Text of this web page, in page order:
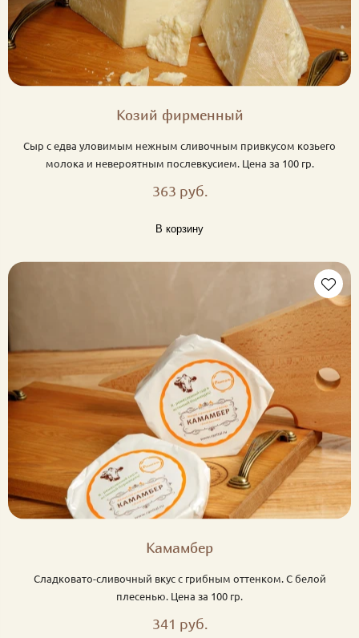
Козий фирменный
Сыр с едва уловимым нежным сливочным привкусом козьего
молока и невероятным послевкусием. Цена за 100 гр.
363 руб.
В корзину
Камамбер
Сладковато-сливочный вкус с грибным оттенком. С белой
плесенью. Цена за 100 гр.
341 руб.